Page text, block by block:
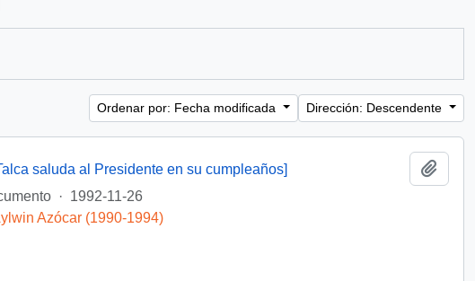
Ordenar por: Fecha modificada Dirección: Descendente
saluda al Presidente en su cumpleaños]
· 1992-11-26
Azócar (1990-1994)